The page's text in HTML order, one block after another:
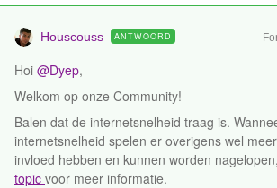
Houscouss ANTWOORD
Hoi @Dyep,
Welkom op onze Community!
Balen dat de internetsnelheid traag is.
internetsnelheid spelen er overigens wel
invloed hebben en kunnen worden
topic voor meer informatie.